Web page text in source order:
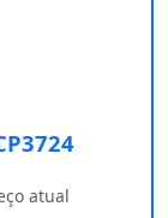
atual